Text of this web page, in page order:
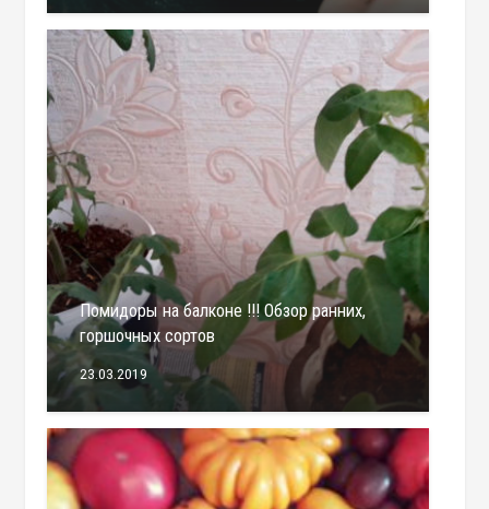
Помидоры на балконе !!! Обзор ранних,
горшочных сортов
23.03.2019